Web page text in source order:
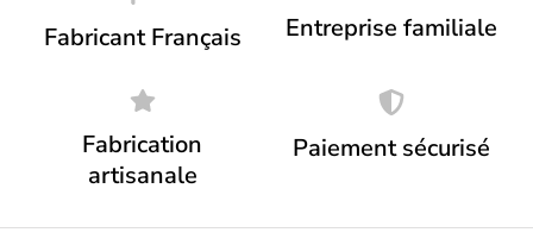
Fabricant Français Entreprise familiale
Fabrication
artisanale
Paiement sécurisé